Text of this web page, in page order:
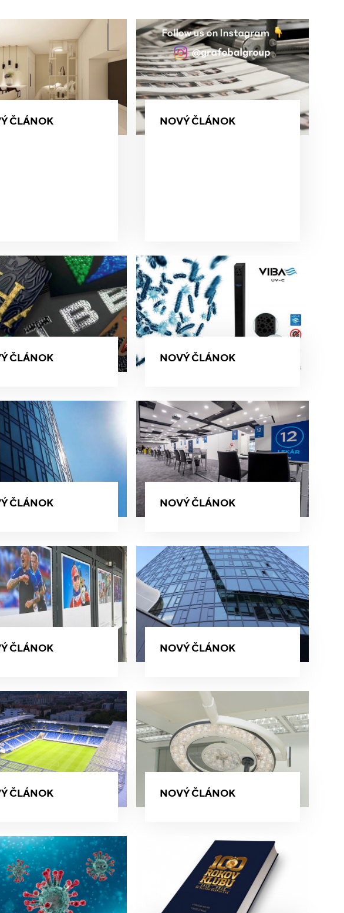
ČLÁNOK NOVÝ ČLÁNOK
ČLÁNOK NOVÝ ČLÁNOK
ČLÁNOK NOVÝ ČLÁNOK
ČLÁNOK NOVÝ ČLÁNOK
ČLÁNOK NOVÝ ČLÁNOK